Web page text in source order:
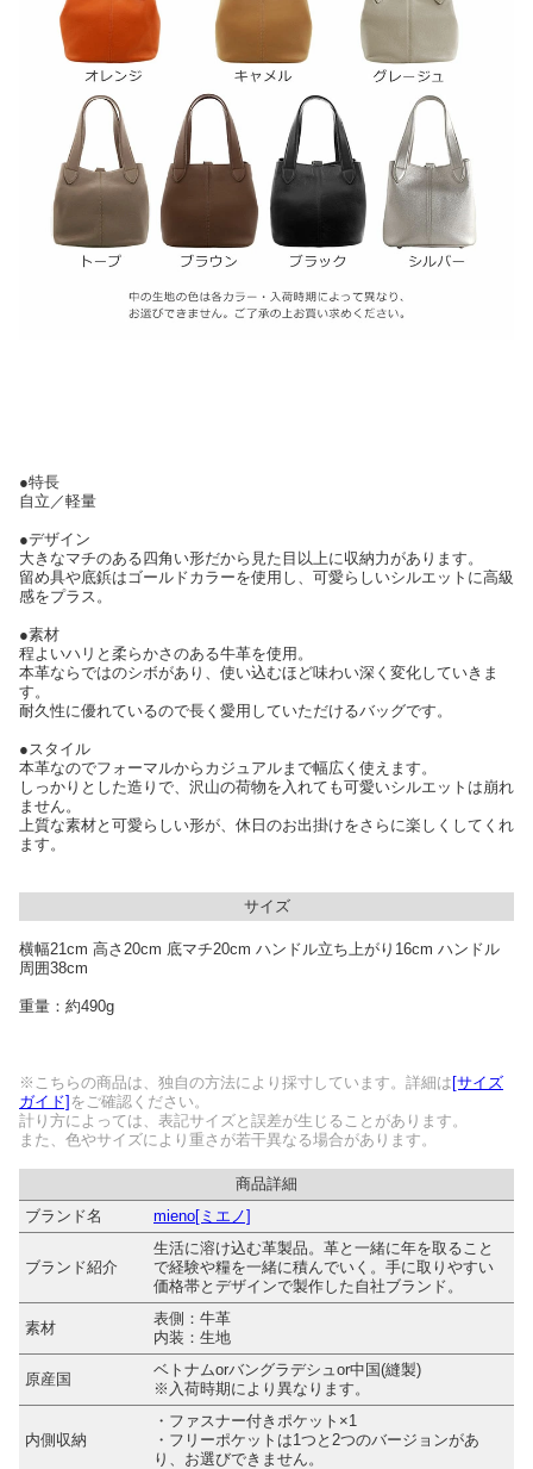
●特長
自立／軽量
●デザイン
大きなマチのある四角い形だから見た目以上に収納力があります。
留め具や底鋲はゴールドカラーを使用し、可愛らしいシルエットに高級
感をプラス。
●素材
程よいハリと柔らかさのある牛革を使用。
本革ならではのシボがあり、使い込むほど味わい深く変化していきま
す。
耐久性に優れているので長く愛用していただけるバッグです。
●スタイル
本革なのでフォーマルからカジュアルまで幅広く使えます。
しっかりとした造りで、沢山の荷物を入れても可愛いシルエットは崩れ
ません。
上質な素材と可愛らしい形が、休日のお出掛けをさらに楽しくしてくれ
ます。
サイズ
横幅21cm 高さ20cm 底マチ20cm ハンドル立ち上がり16cm ハンドル
周囲38cm
重量：約490g
※こちらの商品は、独自の方法により採寸しています。詳細は [サイズ
ガイド] をご確認ください。
計り方によっては、表記サイズと誤差が生じることがあります。
また、色やサイズにより重さが若干異なる場合があります。
商品詳細
ブランド名
mieno[ミエノ]
ブランド紹介
生活に溶け込む革製品。革と一緒に年を取ること
で経験や糧を一緒に積んでいく。手に取りやすい
価格帯とデザインで製作した自社ブランド。
素材
表側：牛革
内装：生地
原産国
ベトナムorバングラデシュor中国(縫製)
※入荷時期により異なります。
内側収納
・ファスナー付きポケット×1
・フリーポケットは1つと2つのバージョンがあ
り、お選びできません。